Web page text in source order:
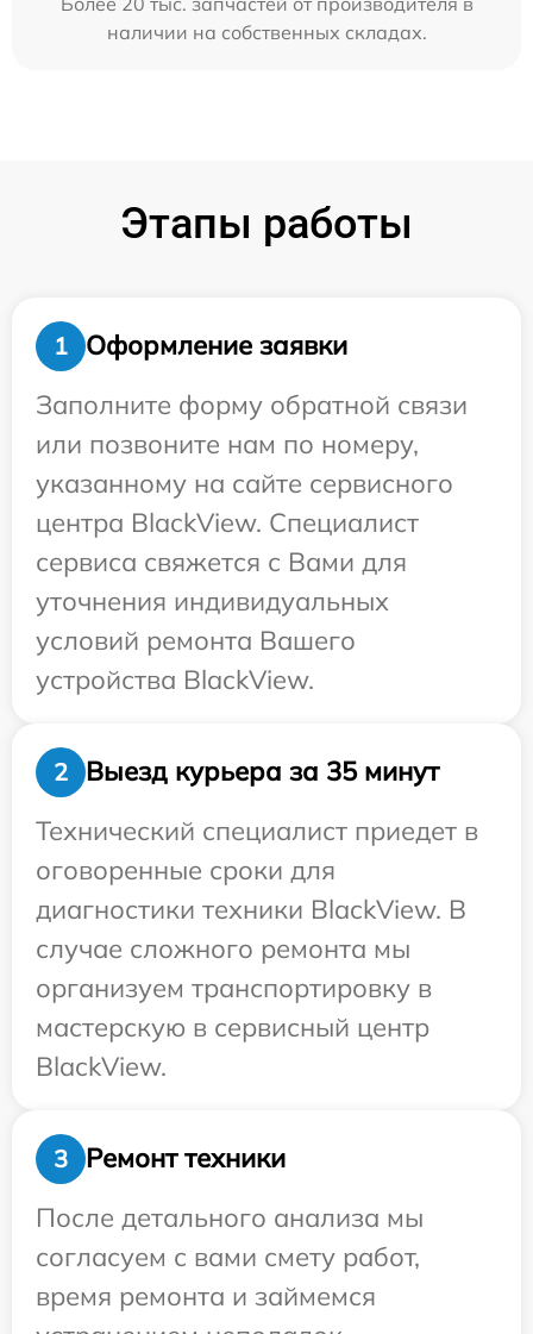
наличии на собственных складах.
Этапы работы
1
Оформление заявки
Заполните форму обратной связи
или позвоните нам по номеру,
указанному на сайте сервисного
центра BlackView. Специалист
сервиса свяжется с Вами для
уточнения индивидуальных
условий ремонта Вашего
устройства BlackView.
2
Выезд курьера за 35 минут
Технический специалист приедет в
оговоренные сроки для
диагностики техники BlackView. В
случае сложного ремонта мы
организуем транспортировку в
мастерскую в сервисный центр
BlackView.
3
Ремонт техники
После детального анализа мы
согласуем с вами смету работ,
время ремонта и займемся